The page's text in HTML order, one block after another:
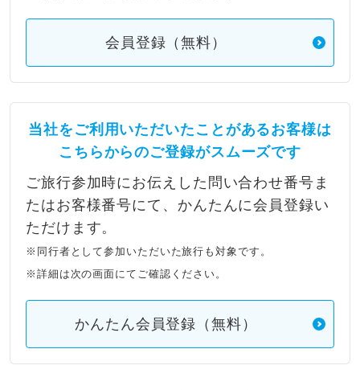
会員登録（無料）
当社をご利用いただいたことがあるお客様は
こちらからのご登録がスムーズです
ご旅行参加時にお伝えした問い合わせ番号ま
たはお客様番号にて、かんたんに会員登録い
ただけます。
※同行者として参加いただいた旅行も対象です。
※詳細は次の画面にてご確認ください。
かんたん会員登録（無料）